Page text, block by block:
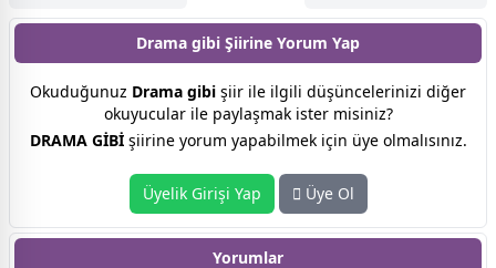
Drama gibi Şiirine Yorum Yap
Okuduğunuz Drama gibi şiir ile ilgili düşüncelerinizi diğer
okuyucular ile paylaşmak ister misiniz?
DRAMA GİBİşiirine yorum yapabilmek için üye olmalısınız.
Üyelik Girişi Yap Üye Ol
Yorumlar